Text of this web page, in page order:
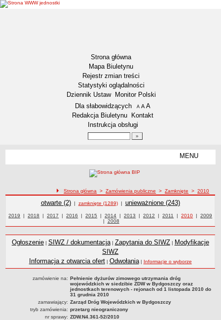
Strona główna
Mapa Biuletynu
Rejestr zmian treści
Statystyki oglądalności
Dziennik Ustaw
Monitor Polski
Menu dodatkowe
Dla słabowidzących A pomniejsz czcionkę
A standardowy rozmiar czcionki
A
Redakcja Biuletynu
Kontakt
Instrukcja obsługi
MENU
RAPORT O STANIE DOSTĘPNOŚCI
ZDW BYDGOSZCZ
Lokalizacja
Przedmiot działalności
Statut
Nadzór nad ZDW
Struktura organizacyjna
Schemat organizacyjny
Inspektor Ochrony Danych
Zgłoszenia zewnętrzne
PRACA W ZDW
ścieżka nawigacji
Strona główna >Zamówienia publiczne >Zamknięte >2010
Zamówienia publiczne
otwarte (2)| Zamówienia publiczne
zamknięte (1289)| Zamówienia publiczne
unieważnione (243)
Zamówienia publiczne z roku
2019 |Zamówienia publiczne z roku
2018 |Zamówienia publiczne z roku
2017 |Zamówienia publiczne z roku
2016 |Zamówienia publiczne z roku
2015 |Zamówienia publiczne z roku
2014 |Zamówienia publiczne z roku
2013 |Zamówienia publiczne z roku
2012 | Zamówienia publiczne z
2011 |
Zamówienia
2010 |
roku
2009
| Zamówienia publiczne z roku
2008
Ogłoszenie| SIWZ / dokumentacja| Zapytania do SIWZ | Modyfikacje
SIWZ
Informacja z otwarcia ofert| Odwołania| Informacje o wyborze
zamówienie na: Pełnienie dyżurów zimowego utrzymania dróg
wojewódzkich w siedzibie ZDW w Bydgoszczy oraz
jednostkach terenowych - rejonach od 1 listopada 2010 do
31 grudnia 2010
zamawiający: Zarząd Dróg Wojewódzkich w Bydgoszczy
tryb zamówienia: przetarg nieograniczony
nr sprawy: ZDW.N4.361-52/2010